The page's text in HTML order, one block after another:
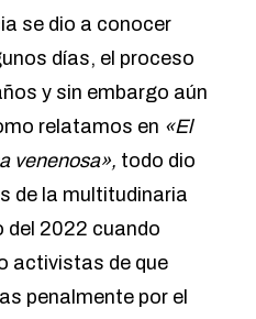
se dio a conocer
días, el proceso
y sin embargo aún
relatamos en «El
venenosa», todo dio
de la multitudinaria
del 2022 cuando
activistas de que
penalmente por el